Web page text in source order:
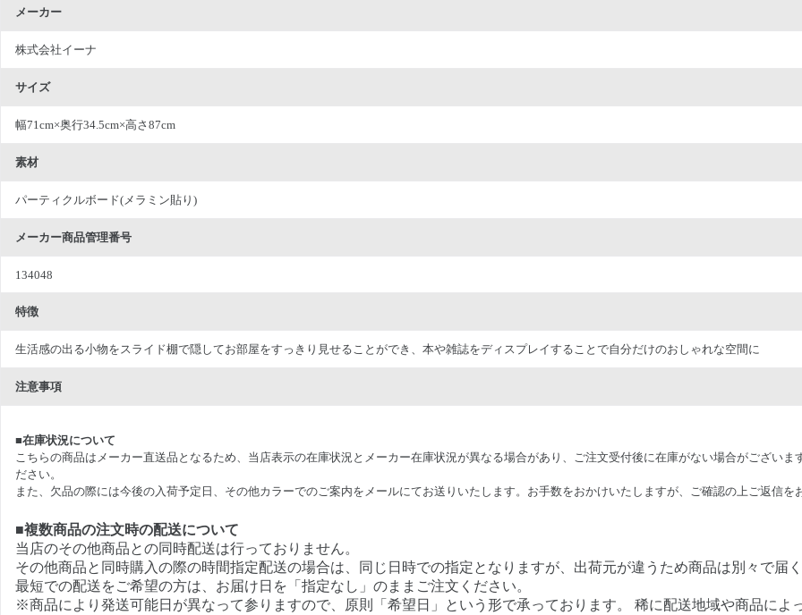
メーカー
株式会社イーナ
サイズ
幅71cm×奥行34.5cm×高さ87cm
素材
パーティクルボード(メラミン貼り)
メーカー商品管理番号
134048
特徴
生活感の出る小物をスライド棚で隠してお部屋をすっきり見せることができ、本や雑誌をディスプレイすることで自分だけのおしゃれな空間に
注意事項
■在庫状況について
こちらの商品はメーカー直送品となるため、当店表示の在庫状況とメーカー在庫状況が異なる場合があり、ご注文受付後に在庫がない場合がございます
ださい。
また、欠品の際には今後の入荷予定日、その他カラーでのご案内をメールにてお送りいたします。お手数をおかけいたしますが、ご確認の上ご返信を
■複数商品の注文時の配送について
当店のその他商品との同時配送は行っておりません。
その他商品と同時購入の際の時間指定配送の場合は、同じ日時での指定となりますが、出荷元が違うため商品は別々で届く
最短での配送をご希望の方は、お届け日を「指定なし」のままご注文ください。
※商品により発送可能日が異なって参りますので、原則「希望日」という形で承っております。 稀に配送地域や商品によ